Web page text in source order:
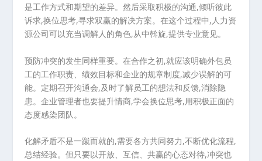
是工作方式和期望的差异。然后采取积极的沟通,倾听彼此
诉求,换位思考,寻求双赢的解决方案。在这个过程中,人力资
源公司可以充当调解人的角色,从中斡旋,提供专业意见。
预防冲突的发生同样重要。在合作之初,就应该明确外包员
工的工作职责、绩效目标和企业的规章制度,减少误解的可
能。定期召开沟通会,及时了解员工的想法和反馈,消除隐
患。企业管理者也要提升情商,学会换位思考,用积极正面的
态度感染团队。
化解矛盾不是一蹴而就的,需要各方共同努力,不断优化流程,
总结经验。但只要以开放、互信、共赢的心态对待,冲突也